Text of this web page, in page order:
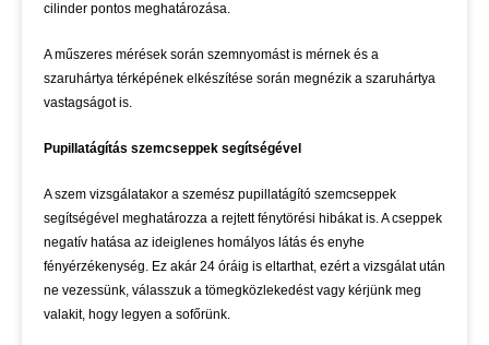
cilinder pontos meghatározása.
A műszeres mérések során szemnyomást is mérnek és a
szaruhártya térképének elkészítése során megnézik a szaruhártya
vastagságot is.
Pupillatágítás szemcseppek segítségével
A szem vizsgálatakor a szemész pupillatágító szemcseppek
segítségével meghatározza a rejtett fénytörési hibákat is. A cseppek
negatív hatása az ideiglenes homályos látás és enyhe
fényérzékenység. Ez akár 24 óráig is eltarthat, ezért a vizsgálat után
ne vezessünk, válasszuk a tömegközlekedést vagy kérjünk meg
valakit, hogy legyen a sofőrünk.